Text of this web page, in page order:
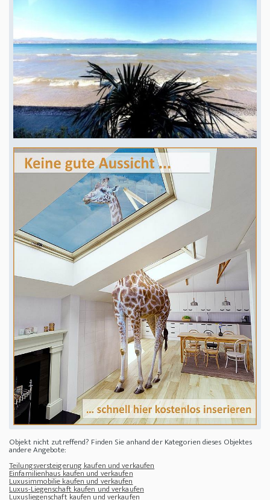
Objekt nicht zutreffend? Finden Sie anhand der Kategorien dieses Objektes
andere Angebote:
Teilungsversteigerung kaufen und verkaufen
Einfamilienhaus kaufen und verkaufen
Luxusimmobilie kaufen und verkaufen
Luxus-Liegenschaft kaufen und verkaufen
Luxusliegenschaft kaufen und verkaufen